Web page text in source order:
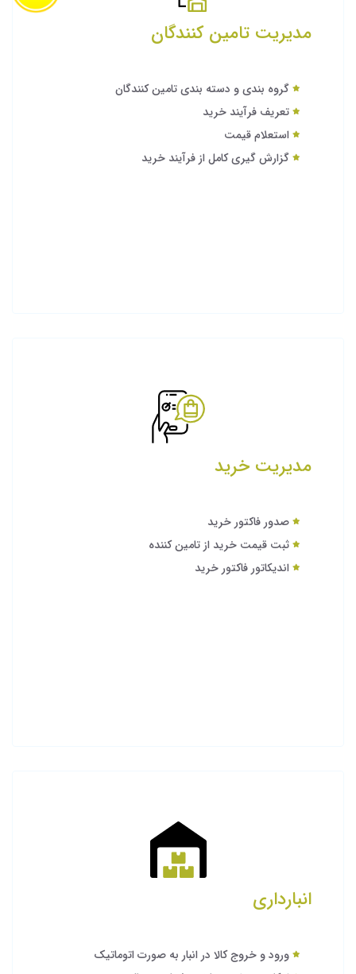
مدیریت تامین کنندگان
گروه بندی و دسته بندی تامین کنندگان
تعریف فرآیند خرید
استعلام قیمت
گزارش گیری کامل از فرآیند خرید
مدیریت خرید
صدور فاکتور خرید
ثبت قیمت خرید از تامین کننده
اندیکاتور فاکتور خرید
انبارداری
ورود و خروج کالا در انبار به صورت اتوماتیک